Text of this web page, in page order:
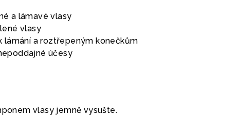
a lámavé vlasy
vlasy
lámání a roztřepeným konečkům
účesy
vlasy jemně vysušte.